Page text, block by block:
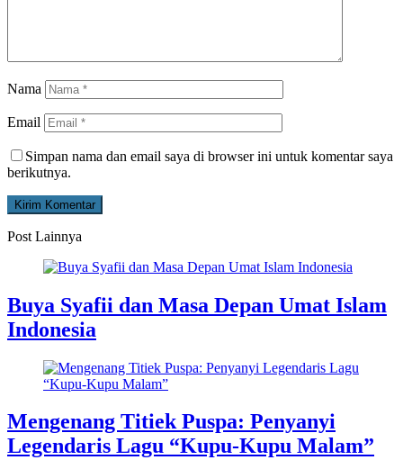
Nama
Email
Simpan nama dan email saya di browser ini untuk komentar saya
berikutnya.
Post Lainnya
Buya Syafii dan Masa Depan Umat Islam
Indonesia
Mengenang Titiek Puspa: Penyanyi
Legendaris Lagu “Kupu-Kupu Malam”